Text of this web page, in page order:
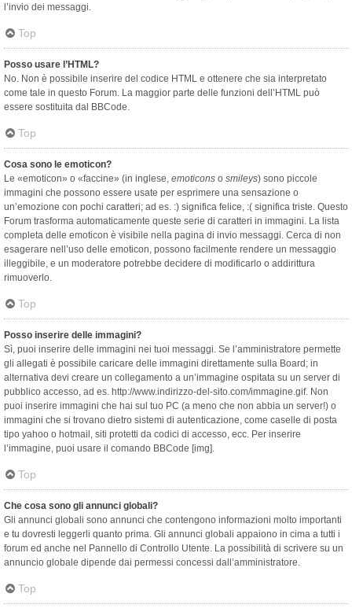
l’invio dei messaggi.
Top
Posso usare l’HTML?
No. Non è possibile inserire del codice HTML e ottenere che sia interpretato
come tale in questo Forum. La maggior parte delle funzioni dell’HTML può
essere sostituita dal BBCode.
Top
Cosa sono le emoticon?
Le «emoticon» o «faccine» (in inglese, emoticons o smileys) sono piccole
immagini che possono essere usate per esprimere una sensazione o
un’emozione con pochi caratteri; ad es. :) significa felice, :( significa triste. Questo
Forum trasforma automaticamente queste serie di caratteri in immagini. La lista
completa delle emoticon è visibile nella pagina di invio messaggi. Cerca di non
esagerare nell’uso delle emoticon, possono facilmente rendere un messaggio
illeggibile, e un moderatore potrebbe decidere di modificarlo o addirittura
rimuoverlo.
Top
Posso inserire delle immagini?
Sì, puoi inserire delle immagini nei tuoi messaggi. Se l’amministratore permette
gli allegati è possibile caricare delle immagini direttamente sulla Board; in
alternativa devi creare un collegamento a un’immagine ospitata su un server di
pubblico accesso, ad es. http://www.indirizzo-del-sito.com/immagine.gif. Non
puoi inserire immagini che hai sul tuo PC (a meno che non abbia un server!) o
immagini che si trovano dietro sistemi di autenticazione, come caselle di posta
tipo yahoo o hotmail, siti protetti da codici di accesso, ecc. Per inserire
l’immagine, puoi usare il comando BBCode [img].
Top
Che cosa sono gli annunci globali?
Gli annunci globali sono annunci che contengono informazioni molto importanti
e tu dovresti leggerli quanto prima. Gli annunci globali appaiono in cima a tutti i
forum ed anche nel Pannello di Controllo Utente. La possibilità di scrivere su un
annuncio globale dipende dai permessi concessi dall’amministratore.
Top